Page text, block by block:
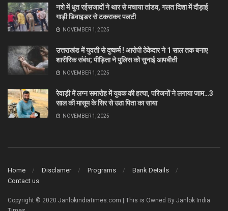
नशे में धुत रईसजादों ने थार से मचाया तांडव, गलत दिशा में दौड़ाई
गाड़ी डिवाइडर से टकराकर पलटी
NOVEMBER 1, 2025
उत्तराखंड में युवती से दुष्कर्म ! आरोपी ठेकेदार ने 1 साल तक बनाए
शारीरिक संबंध; पीड़िता ने पुलिस को सुनाई आपबीती
NOVEMBER 1, 2025
रेवाड़ी में लग्न समारोह में युवक की हत्या, परिजनों ने लगाया जाम…3
साल की मासूम के सिर से उठा पिता का साया
NOVEMBER 1, 2025
Home Disclamer Programs
Bank Details
Contact us
Copyright © 2020 Janlokindiatimes.com | This is Owned By Janlok India